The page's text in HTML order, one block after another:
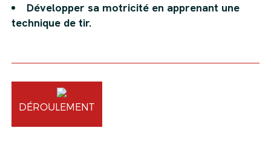
Développer sa motricité en apprenant une
technique de tir.
DÉROULEMENT